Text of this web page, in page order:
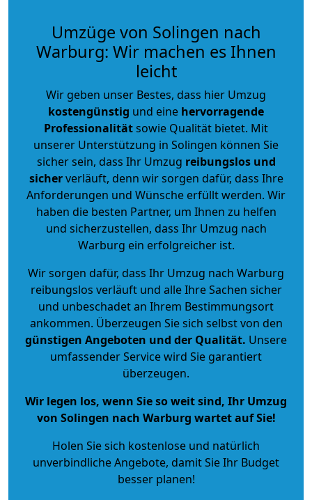
Umzüge von Solingen nach
Warburg: Wir machen es Ihnen
leicht
Wir geben unser Bestes, dass hier Umzug
kostengünstig und eine hervorragende
Professionalitätsowie Qualität bietet. Mit
unserer Unterstützung in Solingen können Sie
sicher sein, dass Ihr Umzug reibungslos und
sicherverläuft, denn wir sorgen dafür, dass Ihre
Anforderungen und Wünsche erfüllt werden. Wir
haben die besten Partner, um Ihnen zu helfen
und sicherzustellen, dass Ihr Umzug nach
Warburg ein erfolgreicher ist.
Wir sorgen dafür, dass Ihr Umzug nach Warburg
reibungslos verläuft und alle Ihre Sachen sicher
und unbeschadet an Ihrem Bestimmungsort
ankommen. Überzeugen Sie sich selbst von den
günstigen Angeboten und der Qualität. Unsere
umfassender Service wird Sie garantiert
überzeugen.
Wir legen los, wenn Sie so weit sind, Ihr Umzug
von Solingen nach Warburg wartet auf Sie!
Holen Sie sich kostenlose und natürlich
unverbindliche Angebote, damit Sie Ihr Budget
besser planen!